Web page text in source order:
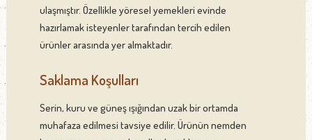
ulaşmıştır. Özellikle yöresel yemekleri evinde
hazırlamak isteyenler tarafından tercih edilen
ürünler arasında yer almaktadır.
Saklama Koşulları
Serin, kuru ve güneş ışığından uzak bir ortamda
muhafaza edilmesi tavsiye edilir. Ürünün nemden